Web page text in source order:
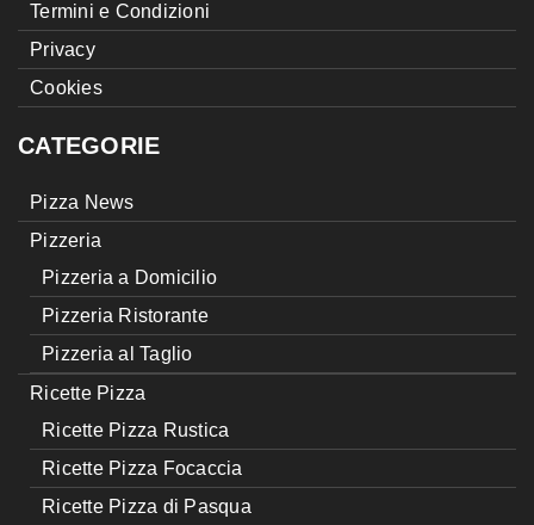
Termini e Condizioni
Privacy
Cookies
CATEGORIE
Pizza News
Pizzeria
Pizzeria a Domicilio
Pizzeria Ristorante
Pizzeria al Taglio
Ricette Pizza
Ricette Pizza Rustica
Ricette Pizza Focaccia
Ricette Pizza di Pasqua